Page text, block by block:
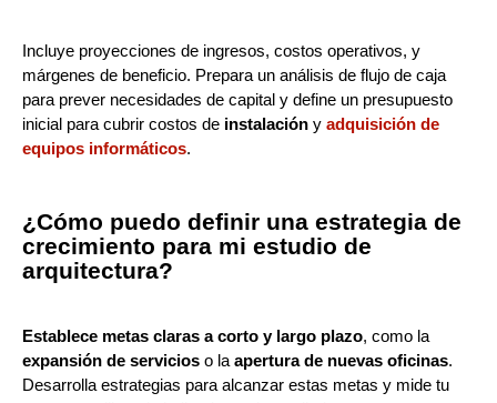
Incluye proyecciones de ingresos, costos operativos, y
márgenes de beneficio. Prepara un análisis de flujo de caja
para prever necesidades de capital y define un presupuesto
inicial para cubrir costos de instalación y adquisición de
equipos informáticos.
¿Cómo puedo definir una estrategia de
crecimiento para mi estudio de
arquitectura?
Establece metas claras a corto y largo plazo, como la
expansión de servicios o la apertura de nuevas oficinas.
Desarrolla estrategias para alcanzar estas metas y mide tu